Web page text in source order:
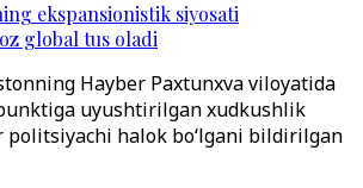
ekspansionistik siyosati
global tus oladi
Hayber Paxtunxva viloyatida
uyushtirilgan xudkushlik
politsiyachi halok bo‘lgani bildirilgan